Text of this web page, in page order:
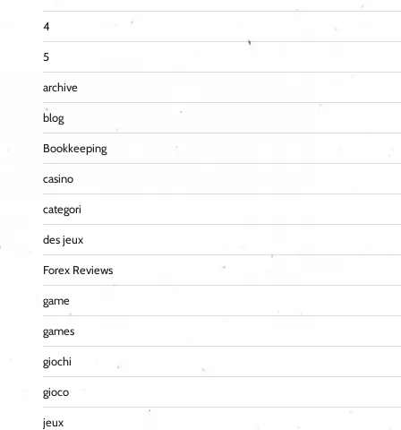
4
5
archive
blog
Bookkeeping
casino
categori
des jeux
Forex Reviews
game
games
giochi
gioco
jeux